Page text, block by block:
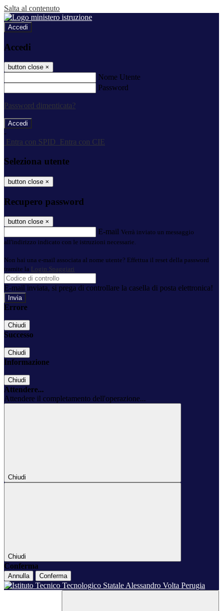
Salta al contenuto
Accedi
Accedi
button close ×
Nome Utente
Password
Password dimenticata?
-
Entra con SPID
Entra con CIE
Seleziona utente
button close ×
Recupero password
button close ×
E-mail Verrà inviato un messaggio
all'indirizzo indicato con le istruzioni necessarie.
Non hai una e-mail associata al nome utente? Effettua il reset della password
tramite la Login Spaggiari
E-mail inviata, si prega di controllare la casella di posta elettronica!
Errore
Chiudi
Successo
Chiudi
Informazione
Chiudi
Attendere...
Attendere il completamento dell'operazione...
Chiudi
Chiudi
Conferma
Annulla Conferma